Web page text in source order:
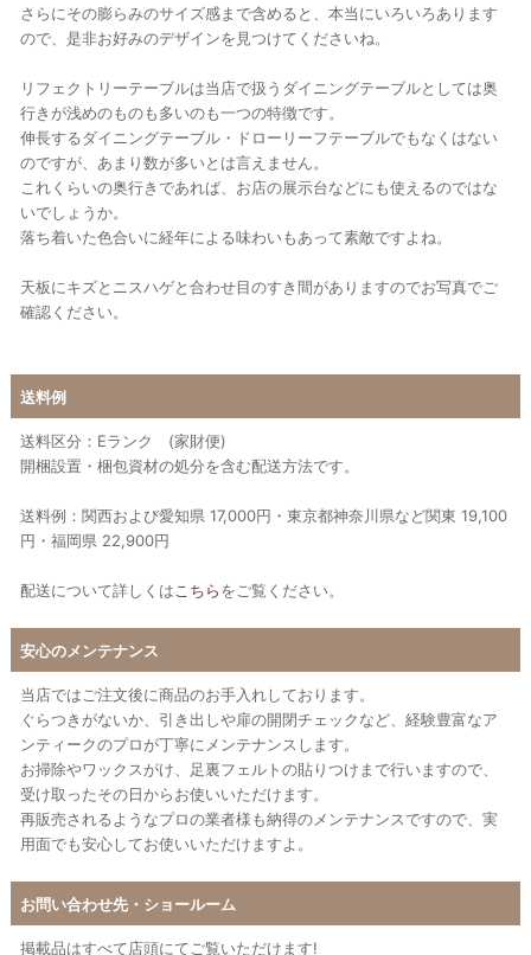
さらにその膨らみのサイズ感まで含めると、本当にいろいろあります
ので、是非お好みのデザインを見つけてくださいね。
リフェクトリーテーブルは当店で扱うダイニングテーブルとしては奥
行きが浅めのものも多いのも一つの特徴です。
伸長するダイニングテーブル・ドローリーフテーブルでもなくはない
のですが、あまり数が多いとは言えません。
これくらいの奥行きであれば、お店の展示台などにも使えるのではな
いでしょうか。
落ち着いた色合いに経年による味わいもあって素敵ですよね。
天板にキズとニスハゲと合わせ目のすき間がありますのでお写真でご
確認ください。
送料例
送料区分：Eランク (家財便)
開梱設置・梱包資材の処分を含む配送方法です。
送料例：関西および愛知県 17,000円・東京都神奈川県など関東 19,100
円・福岡県 22,900円
配送について詳しくは こちらをご覧ください。
安心のメンテナンス
当店ではご注文後に商品のお手入れしております。
ぐらつきがないか、引き出しや扉の開閉チェックなど、経験豊富なア
ンティークのプロが丁寧にメンテナンスします。
お掃除やワックスがけ、足裏フェルトの貼りつけまで行いますので、
受け取ったその日からお使いいただけます。
再販売されるようなプロの業者様も納得のメンテナンスですので、実
用面でも安心してお使いいただけますよ。
お問い合わせ先・ショールーム
掲載品はすべて店頭にてご覧いただけます!